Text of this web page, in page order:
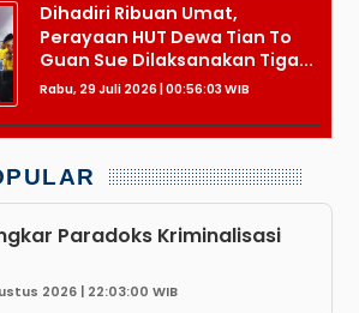
Dihadiri Ribuan Umat,
Perayaan HUT Dewa Tian To
Guan Sue Dilaksanakan Tiga...
Rabu, 29 Juli 2026 | 00:56:03 WIB
Paradoks Kriminalisasi
2026 | 22:03:00 WIB